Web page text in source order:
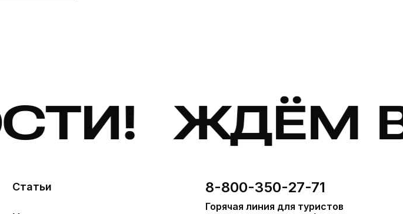
ЖДЁМ В
Статьи 8-800-350-27-71
Горячая линия для туристов